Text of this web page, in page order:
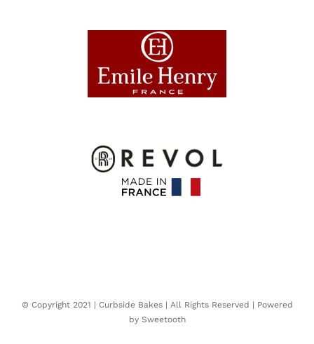
© Copyright 2021 | Curbside Bakes | All Rights Reserved | Powered
by Sweetooth